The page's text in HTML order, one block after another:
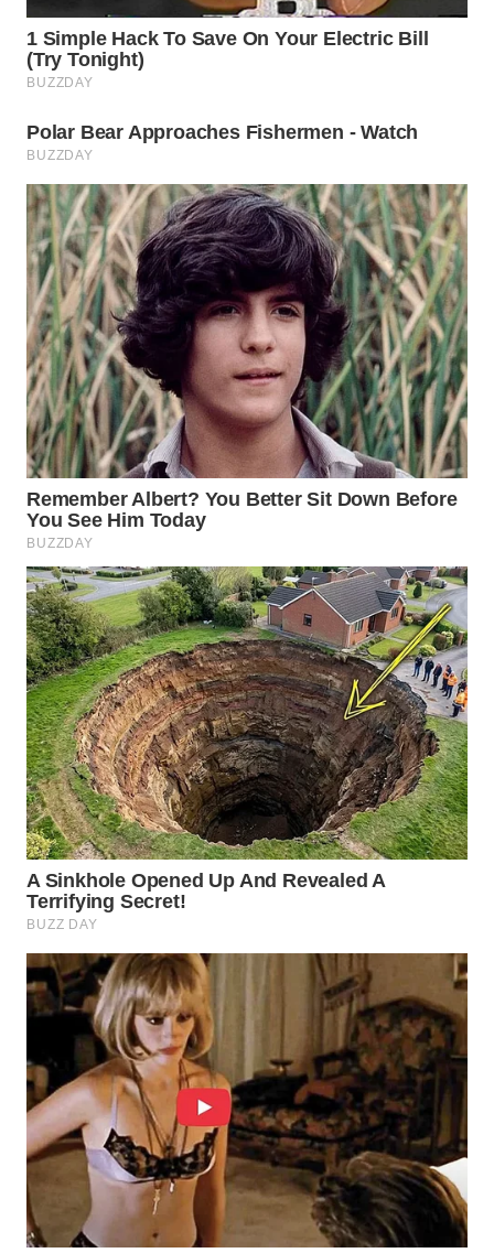
WN
KEPULAUAN
SERIBU
WN
TANGERANG
WN
BINJAI
WN
CIREBON
WN
INDRAMAYU
WN
KUNINGAN
WN
WN
SUBANG
WN
SUKABUMI
WN
PURWAKARTA
WN
PRIANGAN
TIMUR
WN
SEMARANG
SOLO
WN
BOROBUDUR
WN
MADURA